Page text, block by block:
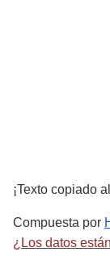
¡Texto copiado
Compuesta por
¿Los datos